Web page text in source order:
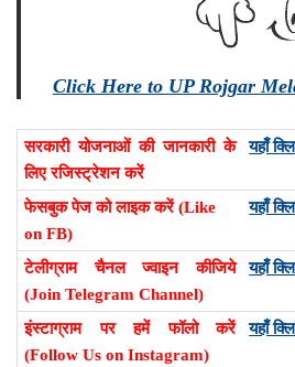
Click Here to UP Rojgar
सरकारी योजनाओं की जानकारी के
लिए रजिस्ट्रेशन करें
यहाँ
फेसबुक पेज को लाइक करें (Like
on FB)
यहाँ
टेलीग्राम चैनल ज्वाइन कीजिये
(Join Telegram Channel)
यहाँ
इंस्टाग्राम पर हमें फॉलो करें
(Follow Us on Instagram)
यहाँ